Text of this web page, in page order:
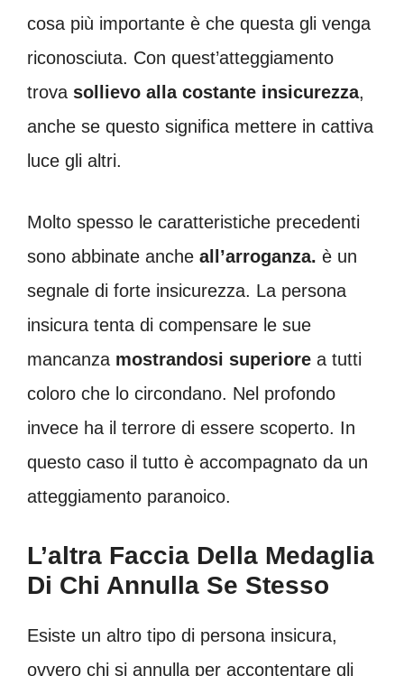
cosa più importante è che questa gli venga
riconosciuta. Con quest’atteggiamento
trova sollievo alla costante insicurezza,
anche se questo significa mettere in cattiva
luce gli altri.
Molto spesso le caratteristiche precedenti
sono abbinate anche all’arroganza. è un
segnale di forte insicurezza. La persona
insicura tenta di compensare le sue
mancanza mostrandosi superiore a tutti
coloro che lo circondano. Nel profondo
invece ha il terrore di essere scoperto. In
questo caso il tutto è accompagnato da un
atteggiamento paranoico.
L’altra Faccia Della Medaglia
Di Chi Annulla Se Stesso
Esiste un altro tipo di persona insicura,
ovvero chi si annulla per accontentare gli